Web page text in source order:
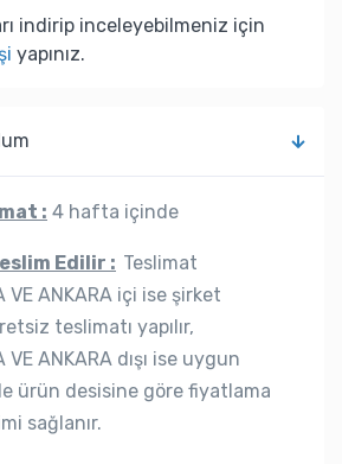
indirip inceleyebilmeniz için
yapınız.
: 4 hafta içinde
Edilir : Teslimat
VE ANKARA içi ise şirket
teslimatı yapılır,
VE ANKARA dışı ise uygun
ürün desisine göre fiyatlama
sağlanır.